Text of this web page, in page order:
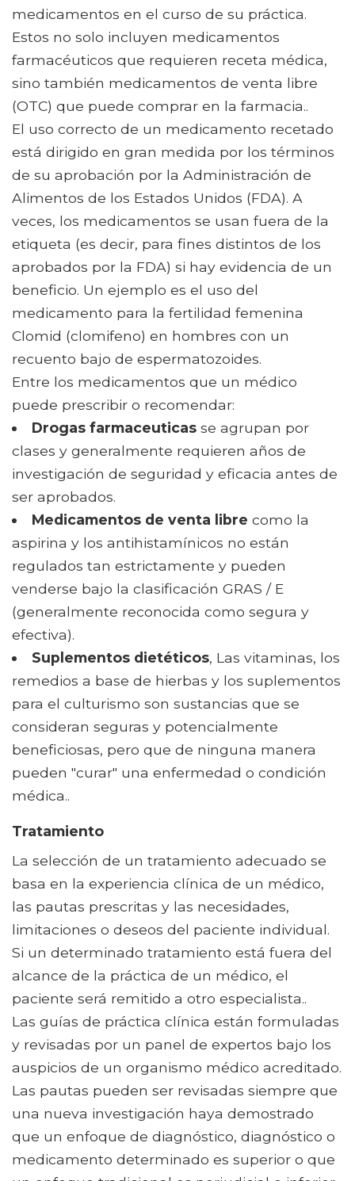
medicamentos en el curso de su práctica.
Estos no solo incluyen medicamentos
farmacéuticos que requieren receta médica,
sino también medicamentos de venta libre
(OTC) que puede comprar en la farmacia..
El uso correcto de un medicamento recetado
está dirigido en gran medida por los términos
de su aprobación por la Administración de
Alimentos de los Estados Unidos (FDA). A
veces, los medicamentos se usan fuera de la
etiqueta (es decir, para fines distintos de los
aprobados por la FDA) si hay evidencia de un
beneficio. Un ejemplo es el uso del
medicamento para la fertilidad femenina
Clomid (clomifeno) en hombres con un
recuento bajo de espermatozoides.
Entre los medicamentos que un médico
puede prescribir o recomendar:
Drogas farmaceuticasse agrupan por
clases y generalmente requieren años de
investigación de seguridad y eficacia antes de
ser aprobados.
Medicamentos de venta libre como la
aspirina y los antihistamínicos no están
regulados tan estrictamente y pueden
venderse bajo la clasificación GRAS / E
(generalmente reconocida como segura y
efectiva).
Suplementos dietéticos, Las vitaminas, los
remedios a base de hierbas y los suplementos
para el culturismo son sustancias que se
consideran seguras y potencialmente
beneficiosas, pero que de ninguna manera
pueden "curar" una enfermedad o condición
médica..
Tratamiento
La selección de un tratamiento adecuado se
basa en la experiencia clínica de un médico,
las pautas prescritas y las necesidades,
limitaciones o deseos del paciente individual.
Si un determinado tratamiento está fuera del
alcance de la práctica de un médico, el
paciente será remitido a otro especialista..
Las guías de práctica clínica están formuladas
y revisadas por un panel de expertos bajo los
auspicios de un organismo médico acreditado.
Las pautas pueden ser revisadas siempre que
una nueva investigación haya demostrado
que un enfoque de diagnóstico, diagnóstico o
medicamento determinado es superior o que